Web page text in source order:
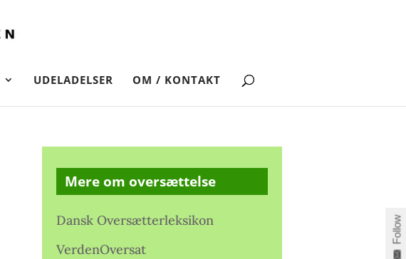
UDELADELSER OM / KONTAKT
Mere om oversættelse
Dansk Oversætterleksikon
VerdenOversat
Follow